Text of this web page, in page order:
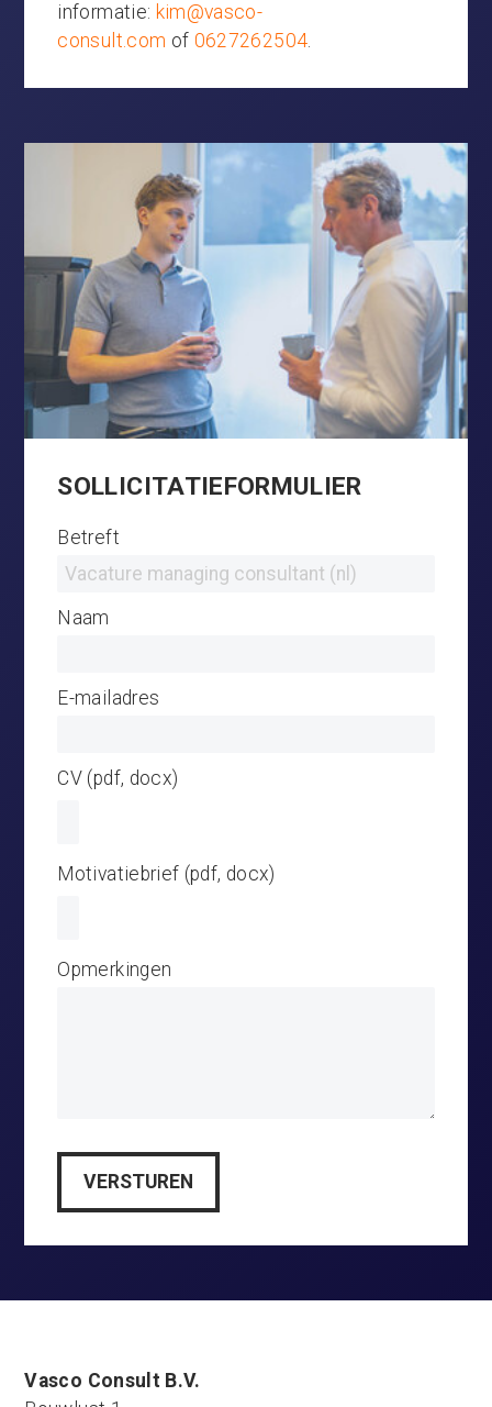
informatie: kim@vasco-
consult.com of 0627262504.
SOLLICITATIEFORMULIER
Betreft
Naam
E-mailadres
CV (pdf, docx)
Motivatiebrief (pdf, docx)
Opmerkingen
Vasco Consult B.V.